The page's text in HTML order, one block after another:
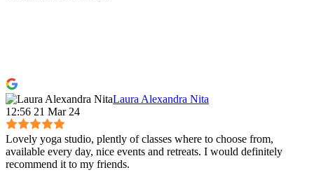
Laura Alexandra Nita
12:56 21 Mar 24
Lovely yoga studio, plently of classes where to choose from,
available every day, nice events and retreats. I would definitely
recommend it to my friends.